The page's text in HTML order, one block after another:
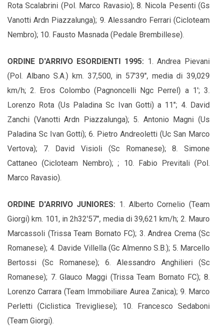
Rota Scalabrini (Pol. Marco Ravasio); 8. Nicola Pesenti (Gs
Vanotti Ardn Piazzalunga); 9. Alessandro Ferrari (Cicloteam
Nembro); 10. Fausto Masnada (Pedale Brembillese).
ORDINE D'ARRIVO ESORDIENTI 1995: 1. Andrea Pievani
(Pol. Albano S.A.) km. 37,500, in 57'39", media di 39,029
km/h; 2. Eros Colombo (Pagnoncelli Ngc Perrel) a 1'; 3.
Lorenzo Rota (Us Paladina Sc Ivan Gotti) a 11"; 4. David
Zanchi (Vanotti Ardn Piazzalunga); 5. Antonio Magni (Us
Paladina Sc Ivan Gotti); 6. Pietro Andreoletti (Uc San Marco
Vertova); 7. David Visioli (Sc Romanese); 8. Simone
Cattaneo (Cicloteam Nembro); ; 10. Fabio Previtali (Pol.
Marco Ravasio).
ORDINE D'ARRIVO JUNIORES: 1. Alberto Cornelio (Team
Giorgi) km. 101, in 2h32'57", media di 39,621 km/h; 2. Mauro
Marcassoli (Trissa Team Bornato FC); 3. Andrea Crema (Sc
Romanese); 4. Davide Villella (Gc Almenno S.B.); 5. Marcello
Bertossi (Sc Romanese); 6. Alessandro Anghilieri (Sc
Romanese); 7. Glauco Maggi (Trissa Team Bornato FC); 8.
Lorenzo Carrara (Team Immobiliare Aurea Zanica); 9. Marco
Perletti (Ciclistica Trevigliese); 10. Francesco Sedaboni
(Team Giorgi).